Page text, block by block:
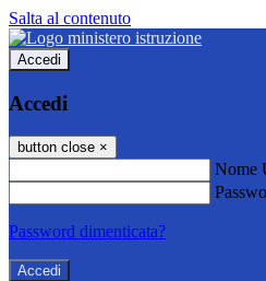
Salta al contenuto
Accedi
Accedi
button close ×
Nome
Password dimenticata?